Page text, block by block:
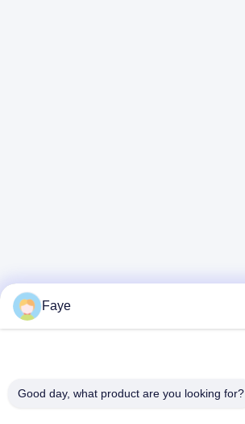
Faye
Good day, what product are you looking for?